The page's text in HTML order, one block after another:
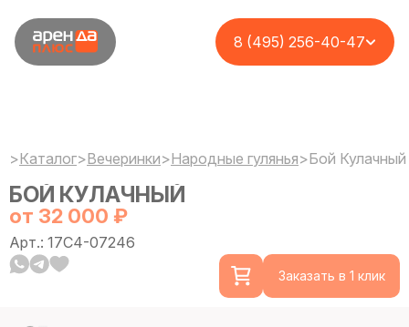
8 (495) 256-40-47
>Каталог>Вечеринки>Народные гулянья>Бой Кулачный
БОЙ КУЛАЧНЫЙ
от 32 000 ₽
Арт.: 17C4-07246
Заказать в 1 клик